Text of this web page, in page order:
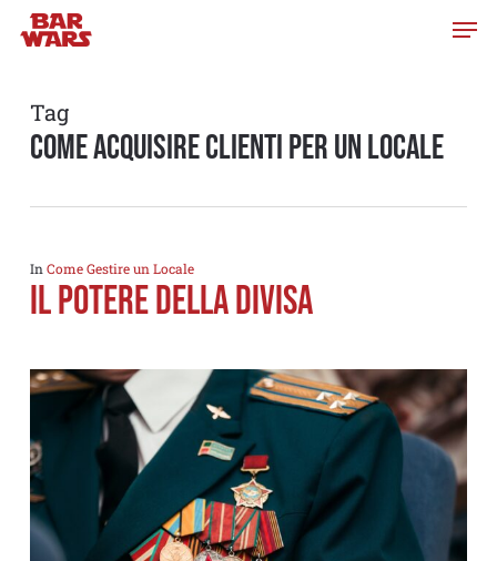
Skip
content
Tag
come acquisire clienti per un locale
In Come Gestire un Locale
Il Potere della Divisa